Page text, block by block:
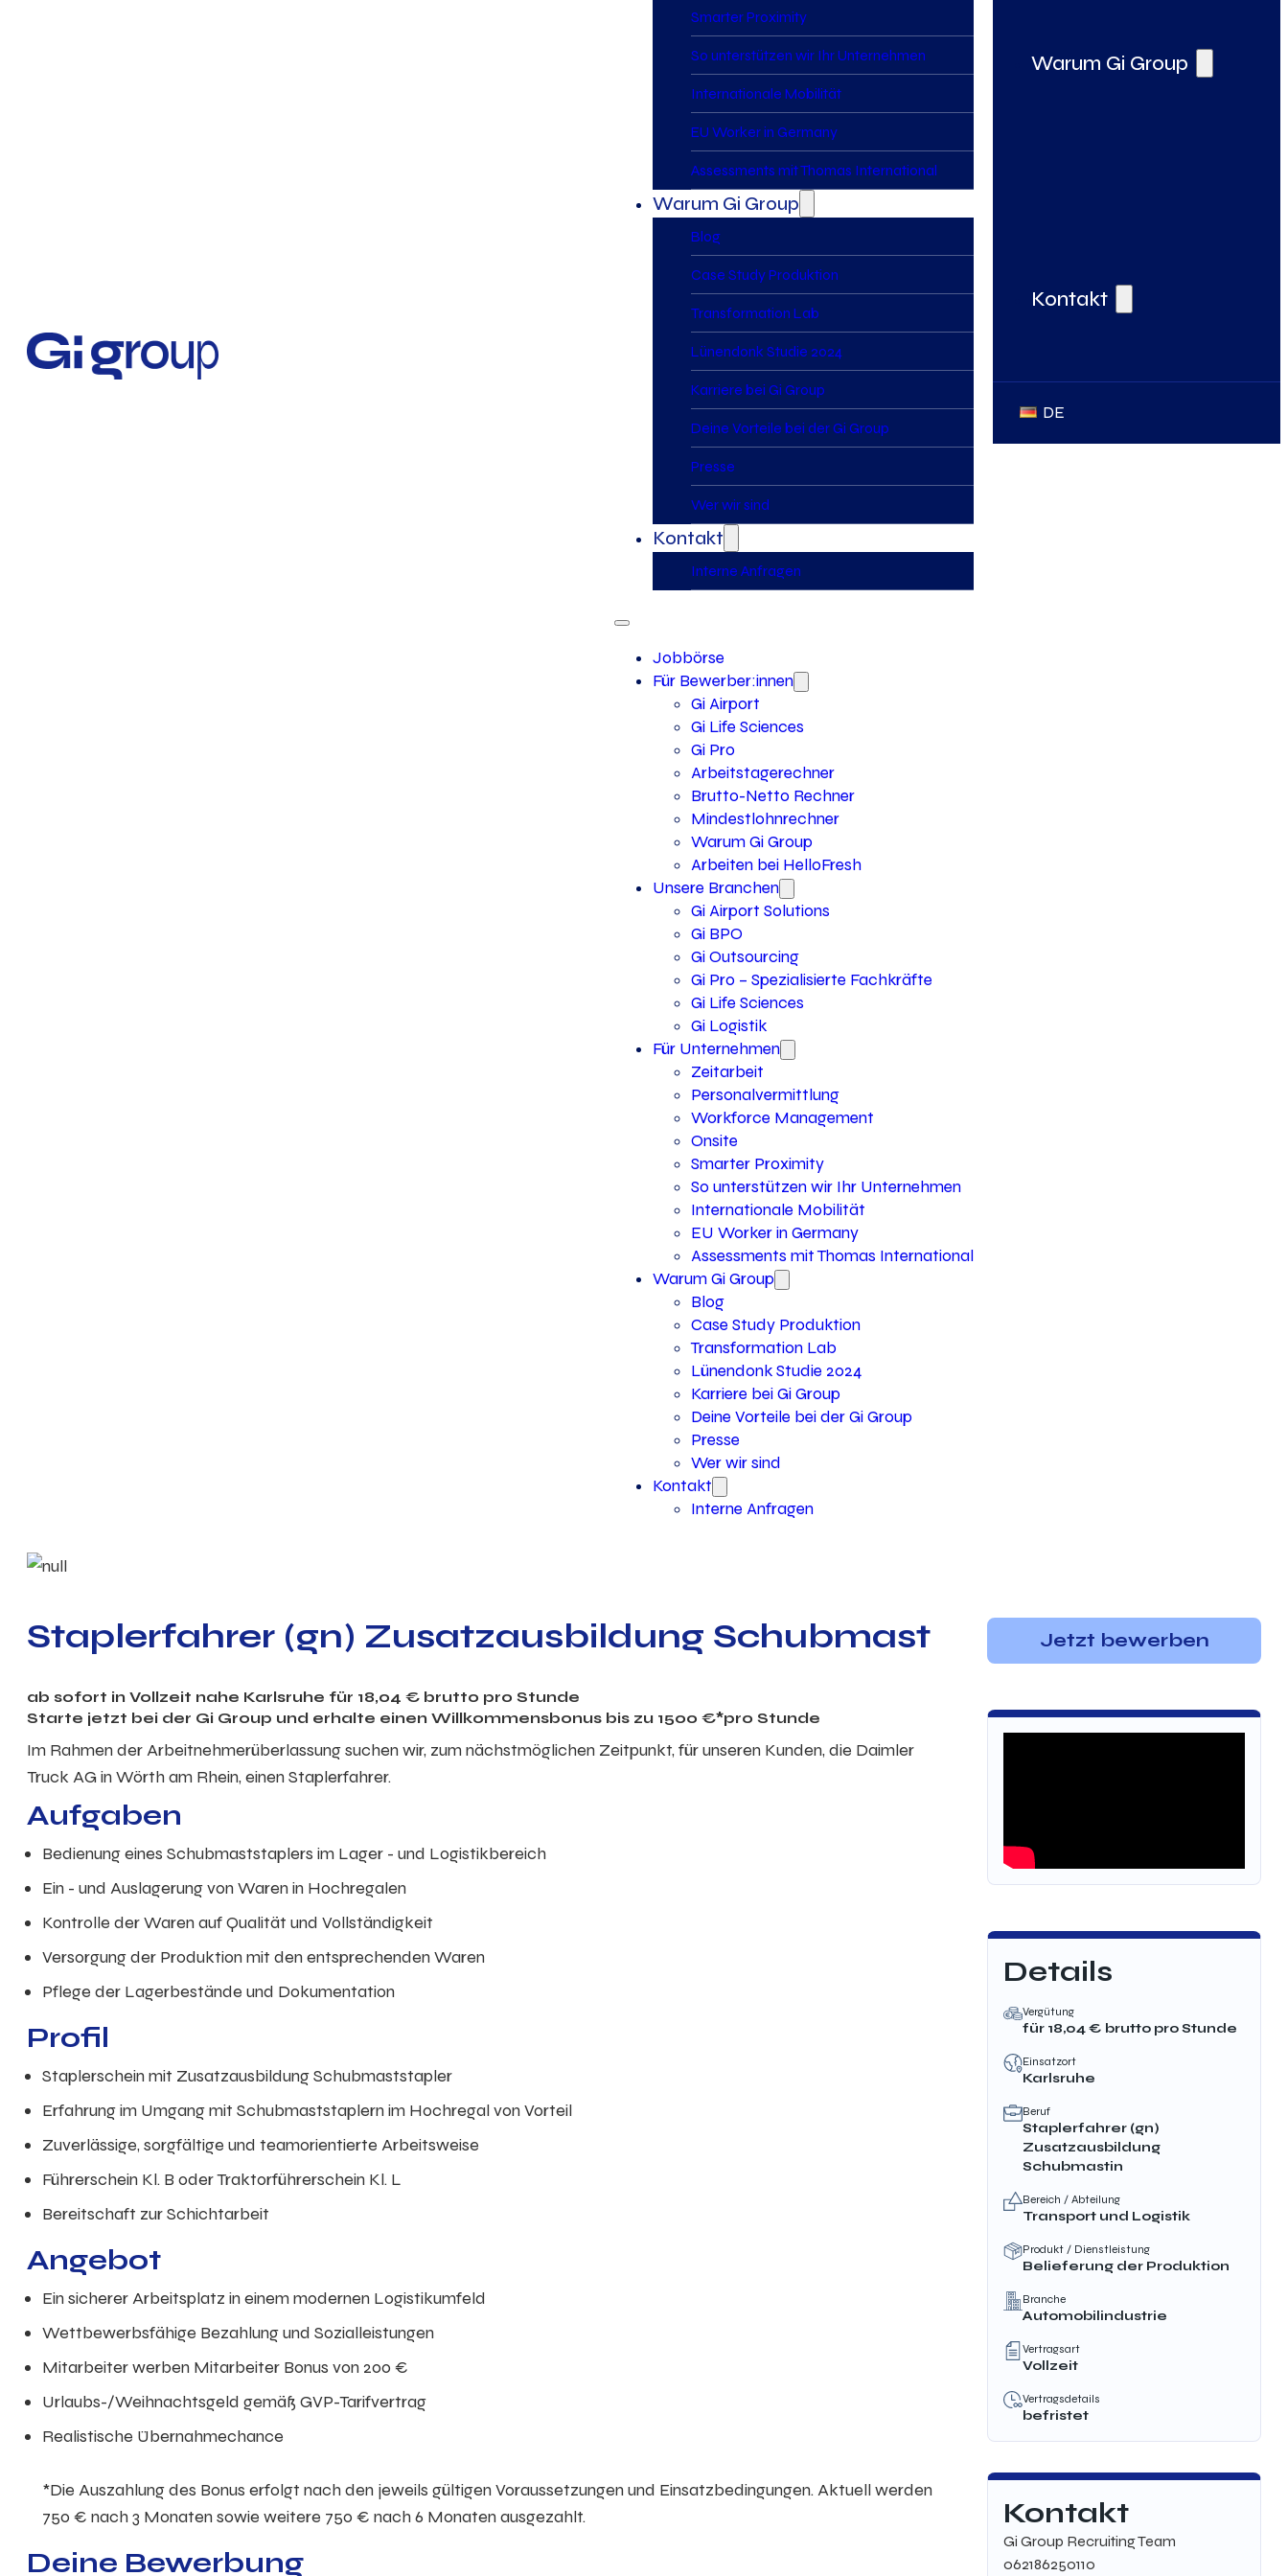
Smarter Proximity
So unterstützen wir Ihr Unternehmen
Internationale Mobilität
EU Worker in Germany
Assessments mit Thomas International
Warum Gi Group
Blog
Case Study Produktion
Transformation Lab
Lünendonk Studie 2024
Karriere bei Gi Group
Deine Vorteile bei der Gi Group
Presse
Wer wir sind
Kontakt
Interne Anfragen
Jobbörse
Für Bewerber:innen
Gi Airport
Gi Life Sciences
Gi Pro
Arbeitstagerechner
Brutto-Netto Rechner
Mindestlohnrechner
Warum Gi Group
Arbeiten bei HelloFresh
Unsere Branchen
Gi Airport Solutions
Gi BPO
Gi Outsourcing
Gi Pro – Spezialisierte Fachkräfte
Gi Life Sciences
Gi Logistik
Für Unternehmen
Zeitarbeit
Personalvermittlung
Workforce Management
Onsite
Smarter Proximity
So unterstützen wir Ihr Unternehmen
Internationale Mobilität
EU Worker in Germany
Assessments mit Thomas International
Warum Gi Group
Blog
Case Study Produktion
Transformation Lab
Lünendonk Studie 2024
Karriere bei Gi Group
Deine Vorteile bei der Gi Group
Presse
Wer wir sind
Kontakt
Interne Anfragen
Warum Gi Group
Kontakt
DE
Staplerfahrer (gn) Zusatzausbildung Schubmast
ab sofort in Vollzeit nahe Karlsruhe für 18,04 € brutto pro Stunde
Starte jetzt bei der Gi Group und erhalte einen Willkommensbonus bis zu 1500 €*pro Stunde
Im Rahmen der Arbeitnehmerüberlassung suchen wir, zum nächstmöglichen Zeitpunkt, für unseren Kunden, die Daimler
Truck AG in Wörth am Rhein, einen Staplerfahrer.
Aufgaben
Bedienung eines Schubmaststaplers im Lager - und Logistikbereich
Ein - und Auslagerung von Waren in Hochregalen
Kontrolle der Waren auf Qualität und Vollständigkeit
Versorgung der Produktion mit den entsprechenden Waren
Pflege der Lagerbestände und Dokumentation
Profil
Staplerschein mit Zusatzausbildung Schubmaststapler
Erfahrung im Umgang mit Schubmaststaplern im Hochregal von Vorteil
Zuverlässige, sorgfältige und teamorientierte Arbeitsweise
Führerschein Kl. B oder Traktorführerschein Kl. L
Bereitschaft zur Schichtarbeit
Angebot
Ein sicherer Arbeitsplatz in einem modernen Logistikumfeld
Wettbewerbsfähige Bezahlung und Sozialleistungen
Mitarbeiter werben Mitarbeiter Bonus von 200 €
Urlaubs-/Weihnachtsgeld gemäß GVP-Tarifvertrag
Realistische Übernahmechance
*Die Auszahlung des Bonus erfolgt nach den jeweils gültigen Voraussetzungen und Einsatzbedingungen. Aktuell werden
750 € nach 3 Monaten sowie weitere 750 € nach 6 Monaten ausgezahlt.
Deine Bewerbung
Jetzt bewerben
Details
Vergütung
für 18,04€ brutto pro Stunde
Einsatzort
Karlsruhe
Beruf
Staplerfahrer (gn)
Zusatzausbildung
Schubmastin
Bereich / Abteilung
Transport und Logistik
Produkt / Dienstleistung
Belieferung der Produktion
Branche
Automobilindustrie
Vertragsart
Vollzeit
Vertragsdetails
befristet
Kontakt
Gi Group Recruiting Team
062186250110